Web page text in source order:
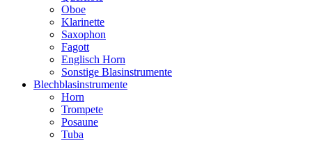
Oboe
Klarinette
Saxophon
Fagott
Englisch Horn
Sonstige Blasinstrumente
Blechblasinstrumente
Horn
Trompete
Posaune
Tuba